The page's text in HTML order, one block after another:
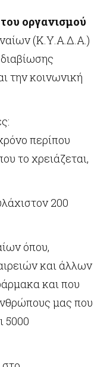
οργανισμού
(Κ.Υ.Α.Δ.Α.)
την κοινωνική
περίπου
το χρειάζεται,
200
όπου,
και άλλων
και που
μας που
5000